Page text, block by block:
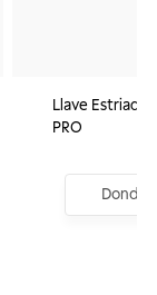
Llave Estriada
PRO
Donde